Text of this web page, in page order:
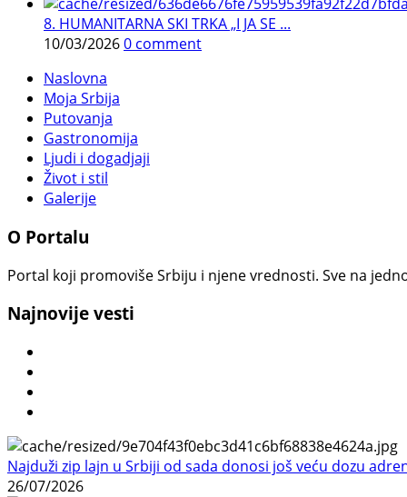
8. HUMANITARNA SKI TRKA „I JA SE ...
10/03/20260 comment
Naslovna
Moja Srbija
Putovanja
Gastronomija
Ljudi i dogadjaji
Život i stil
Galerije
O Portalu
Portal koji promoviše Srbiju i njene vrednosti. Sve na
Najnovije vesti
Najduži zip lajn u Srbiji od sada donosi još veću dozu
26/07/2026